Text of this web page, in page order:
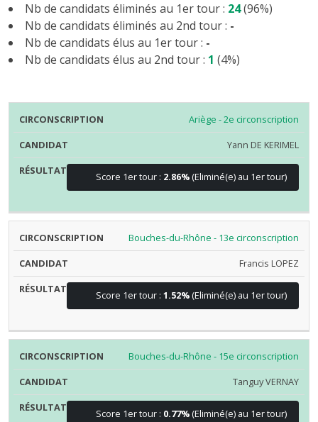
Nb de candidats éliminés au 1er tour : 24(96%)
Nb de candidats éliminés au 2nd tour : -
Nb de candidats élus au 1er tour : -
Nb de candidats élus au 2nd tour : 1 (4%)
CIRCONSCRIPTION CANDIDAT RÉSULTAT
Ariège - 2e circonscription
Yann DE KERIMEL
Score 1er tour : 2.86% (Eliminé(e) au 1er tour)
Bouches-du-Rhône - 13e circonscription
Francis LOPEZ
Score 1er tour :1.52% (Eliminé(e) au 1er tour)
Bouches-du-Rhône - 15e circonscription
Tanguy VERNAY
Score 1er tour : 0.77% (Eliminé(e) au 1er tour)